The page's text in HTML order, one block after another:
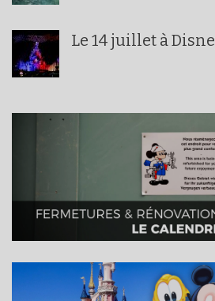
Le 14 juillet à